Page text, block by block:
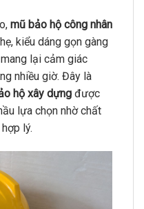
mũ bảo hộ công nhân
kiểu dáng gọn gàng
lại cảm giác
nhiều giờ. Đây là
hộ xây dựng được
lựa chọn nhờ chất
lý.